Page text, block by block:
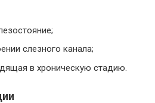
слезного канала;
в хроническую стадию.